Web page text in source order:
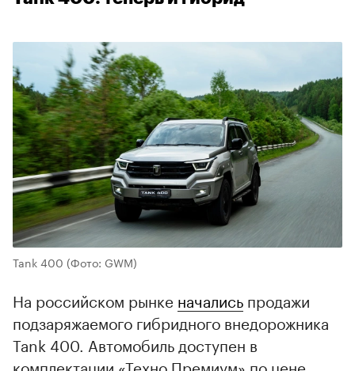
Tank 400 (Фото: GWM)
На российском рынке начались продажи
подзаряжаемого гибридного внедорожника
Tank 400. Автомобиль доступен в
комплектации «Техно Премиум» по цене